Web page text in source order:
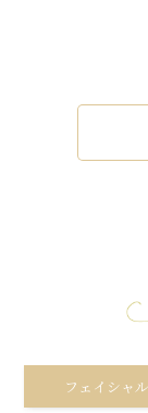
フェイシャ